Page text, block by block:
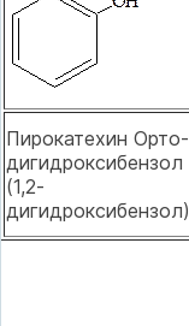
Пирокатехин Орто-
дигидроксибензол
(1,2-
дигидроксибензол)